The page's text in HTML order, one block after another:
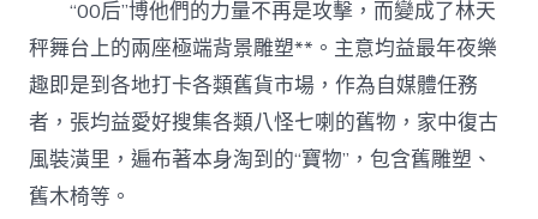
“00后”博他們的力量不再是攻擊，而變成了林天
秤舞台上的兩座極端背景雕塑**。主意均益最年夜樂
趣即是到各地打卡各類舊貨市場，作為自媒體任務
者，張均益愛好搜集各類八怪七喇的舊物，家中復古
風裝潢里，遍布著本身淘到的“寶物”，包含舊雕塑、
舊木椅等。